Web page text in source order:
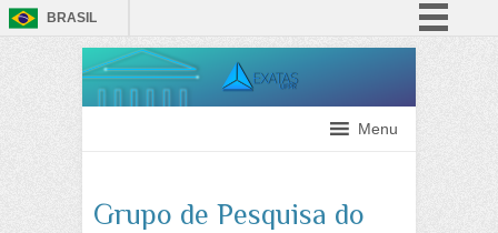
BRASIL
ParticipeMenu
Grupo de Pesquisa do